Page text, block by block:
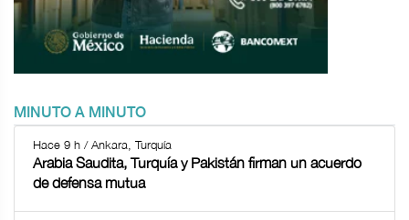
MINUTO A MINUTO
Hace 9 h / Ankara, Turquía
Arabia Saudita, Turquía y Pakistán firman un acuerdo
de defensa mutua